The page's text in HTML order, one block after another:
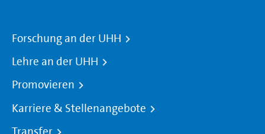
Forschung an der UHH
Lehre an der UHH
Promovieren
Karriere & Stellenangebote